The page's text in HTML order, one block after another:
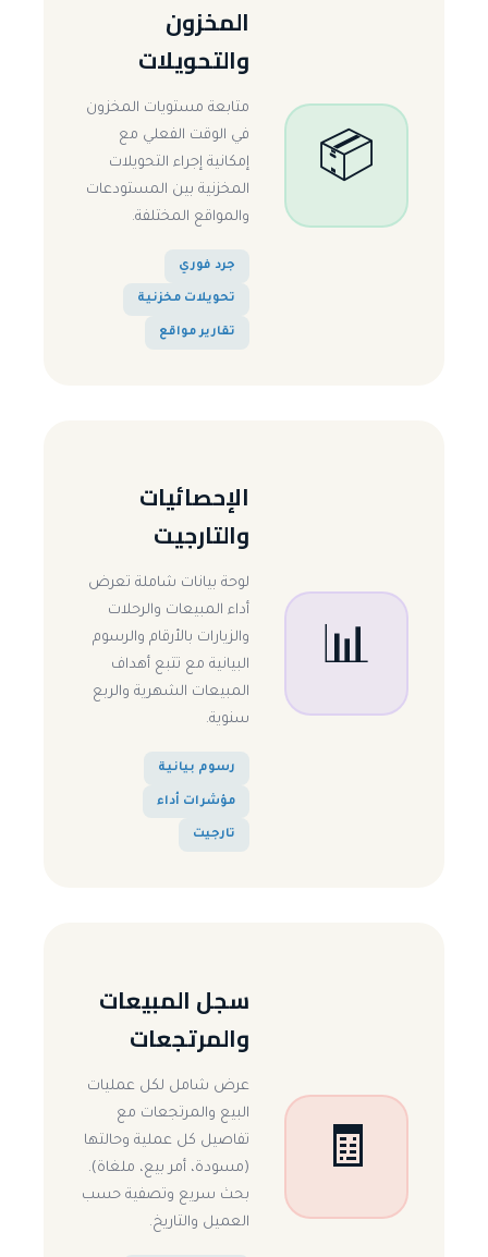
📦
المخزون
والتحويلات
متابعة مستويات المخزون
في الوقت الفعلي مع
إمكانية إجراء التحويلات
المخزنية بين المستودعات
والمواقع المختلفة.
جرد فوري
تحويلات مخزنية
تقارير مواقع
📊
الإحصائيات
والتارجيت
لوحة بيانات شاملة تعرض
أداء المبيعات والرحلات
والزيارات بالأرقام والرسوم
البيانية مع تتبع أهداف
المبيعات الشهرية والربع
سنوية.
رسوم بيانية
مؤشرات أداء
تارجيت
🧾
سجل المبيعات
والمرتجعات
عرض شامل لكل عمليات
البيع والمرتجعات مع
تفاصيل كل عملية وحالتها
(مسودة، أمر بيع، ملغاة).
بحث سريع وتصفية حسب
العميل والتاريخ.